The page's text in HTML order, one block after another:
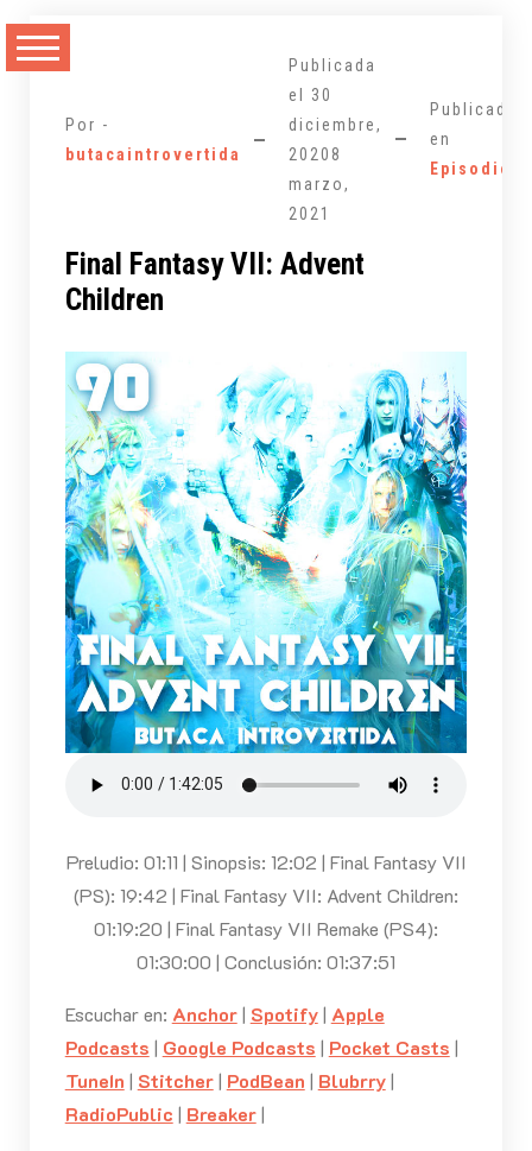
Por -
butacaintrovertida
Publicada
el 30
diciembre,
2020 8
marzo,
2021
Publicada
en
Episodios
Final Fantasy VII: Advent
Children
Preludio: 01:11 | Sinopsis: 12:02 | Final Fantasy VII
(PS): 19:42 | Final Fantasy VII: Advent Children:
01:19:20 | Final Fantasy VII Remake (PS4):
01:30:00 | Conclusión: 01:37:51
Escuchar en: Anchor| Spotify| Apple
Podcasts | Google Podcasts | Pocket Casts |
TuneIn | Stitcher| PodBean | Blubrry|
RadioPublic | Breaker|